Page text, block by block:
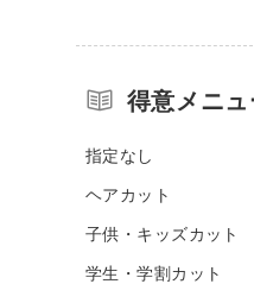
得意メニ
指定なし
ヘアカット
子供・キッズカット
学生・学割カット